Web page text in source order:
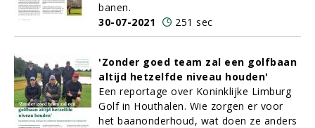
banen.
30-07-2021
251 sec
'Zonder goed team zal een golfbaan
altijd hetzelfde niveau houden'
Een reportage over Koninklijke Limburg
Golf in Houthalen. Wie zorgen er voor
het baanonderhoud, wat doen ze anders